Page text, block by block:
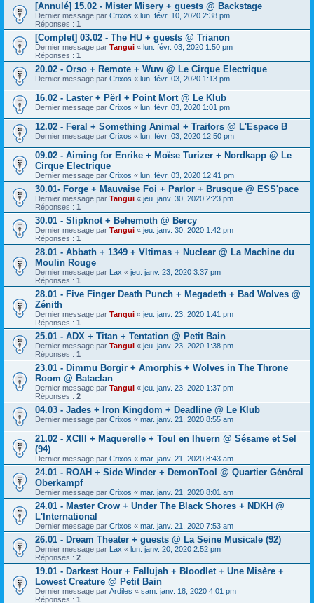
[Annulé] 15.02 - Mister Misery + guests @ Backstage
Dernier message par Crixos « lun. févr. 10, 2020 2:38 pm
Réponses : 1
[Complet] 03.02 - The HU + guests @ Trianon
Dernier message par Tangui « lun. févr. 03, 2020 1:50 pm
Réponses : 1
20.02 - Orso + Remote + Wuw @ Le Cirque Electrique
Dernier message par Crixos « lun. févr. 03, 2020 1:13 pm
16.02 - Laster + Përl + Point Mort @ Le Klub
Dernier message par Crixos « lun. févr. 03, 2020 1:01 pm
12.02 - Feral + Something Animal + Traitors @ L'Espace B
Dernier message par Crixos « lun. févr. 03, 2020 12:50 pm
09.02 - Aiming for Enrike + Moïse Turizer + Nordkapp @ Le
Cirque Electrique
Dernier message par Crixos « lun. févr. 03, 2020 12:41 pm
30.01- Forge + Mauvaise Foi + Parlor + Brusque @ ESS'pace
Dernier message par Tangui « jeu. janv. 30, 2020 2:23 pm
Réponses : 1
30.01 - Slipknot + Behemoth @ Bercy
Dernier message par Tangui « jeu. janv. 30, 2020 1:42 pm
Réponses : 1
28.01 - Abbath + 1349 + Vltimas + Nuclear @ La Machine du
Moulin Rouge
Dernier message par Lax « jeu. janv. 23, 2020 3:37 pm
Réponses : 1
28.01 - Five Finger Death Punch + Megadeth + Bad Wolves @
Zénith
Dernier message par Tangui « jeu. janv. 23, 2020 1:41 pm
Réponses : 1
25.01 - ADX + Titan + Tentation @ Petit Bain
Dernier message par Tangui « jeu. janv. 23, 2020 1:38 pm
Réponses : 1
23.01 - Dimmu Borgir + Amorphis + Wolves in The Throne
Room @ Bataclan
Dernier message par Tangui « jeu. janv. 23, 2020 1:37 pm
Réponses : 2
04.03 - Jades + Iron Kingdom + Deadline @ Le Klub
Dernier message par Crixos « mar. janv. 21, 2020 8:55 am
21.02 - XCIII + Maquerelle + Toul en Ihuern @ Sésame et Sel
(94)
Dernier message par Crixos « mar. janv. 21, 2020 8:43 am
24.01 - ROAH + Side Winder + DemonTool @ Quartier Général
Oberkampf
Dernier message par Crixos « mar. janv. 21, 2020 8:01 am
24.01 - Master Crow + Under The Black Shores + NDKH @
L'International
Dernier message par Crixos « mar. janv. 21, 2020 7:53 am
26.01 - Dream Theater + guests @ La Seine Musicale (92)
Dernier message par Lax « lun. janv. 20, 2020 2:52 pm
Réponses : 2
19.01 - Darkest Hour + Fallujah + Bloodlet + Une Misère +
Lowest Creature @ Petit Bain
Dernier message par Ardiles « sam. janv. 18, 2020 4:01 pm
Réponses : 1